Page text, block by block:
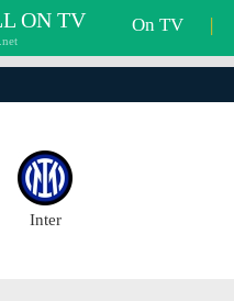
ON TV On TV |
Inter